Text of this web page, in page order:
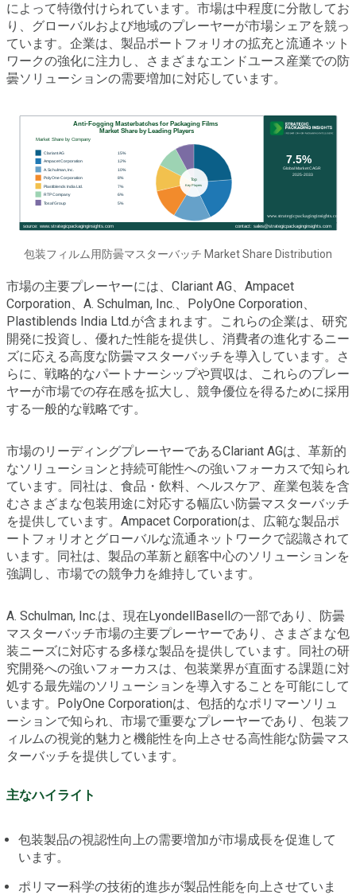
によって特徴付けられています。市場は中程度に分散してお
り、グローバルおよび地域のプレーヤーが市場シェアを競っ
ています。企業は、製品ポートフォリオの拡充と流通ネット
ワークの強化に注力し、さまざまなエンドユース産業での防
曇ソリューションの需要増加に対応しています。
包装フィルム用防曇マスターバッチ Market Share Distribution
市場の主要プレーヤーには、Clariant AG、Ampacet
Corporation、A. Schulman, Inc.、PolyOne Corporation、
Plastiblends India Ltd.が含まれます。これらの企業は、研究
開発に投資し、優れた性能を提供し、消費者の進化するニー
ズに応える高度な防曇マスターバッチを導入しています。さ
らに、戦略的なパートナーシップや買収は、これらのプレー
ヤーが市場での存在感を拡大し、競争優位を得るために採用
する一般的な戦略です。
市場のリーディングプレーヤーであるClariant AGは、革新的
なソリューションと持続可能性への強いフォーカスで知られ
ています。同社は、食品・飲料、ヘルスケア、産業包装を含
むさまざまな包装用途に対応する幅広い防曇マスターバッチ
を提供しています。Ampacet Corporationは、広範な製品ポ
ートフォリオとグローバルな流通ネットワークで認識されて
います。同社は、製品の革新と顧客中心のソリューションを
強調し、市場での競争力を維持しています。
A. Schulman, Inc.は、現在LyondellBasellの一部であり、防曇
マスターバッチ市場の主要プレーヤーであり、さまざまな包
装ニーズに対応する多様な製品を提供しています。同社の研
究開発への強いフォーカスは、包装業界が直面する課題に対
処する最先端のソリューションを導入することを可能にして
います。PolyOne Corporationは、包括的なポリマーソリュ
ーションで知られ、市場で重要なプレーヤーであり、包装フ
ィルムの視覚的魅力と機能性を向上させる高性能な防曇マス
ターバッチを提供しています。
主なハイライト
包装製品の視認性向上の需要増加が市場成長を促進して
います。
ポリマー科学の技術的進歩が製品性能を向上させていま